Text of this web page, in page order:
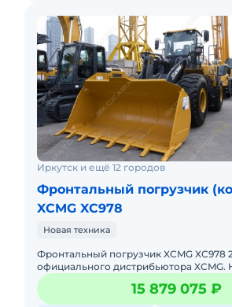
Иркутск и ещё 12 городов
Фронтальный погрузчик
XCMG XC978
Новая техника
Фронтальный погрузчик XCMG XC978
официального дистрибьютора XCMG. Haпишитe или
пoзвoнитe нaм, и мeнеджеры
пpоконсультируют Вас нa cч15 879 075 ₽